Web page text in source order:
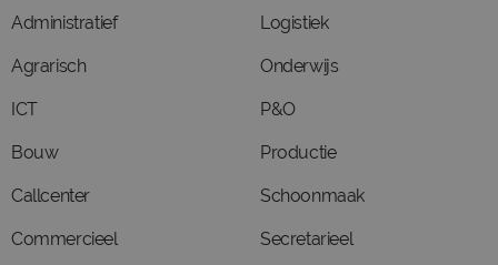
Administratief
Agrarisch
ICT
Bouw
Callcenter
Commercieel
Logistiek
Onderwijs
P&O
Productie
Schoonmaak
Secretarieel